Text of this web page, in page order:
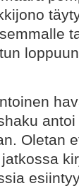
Oletan